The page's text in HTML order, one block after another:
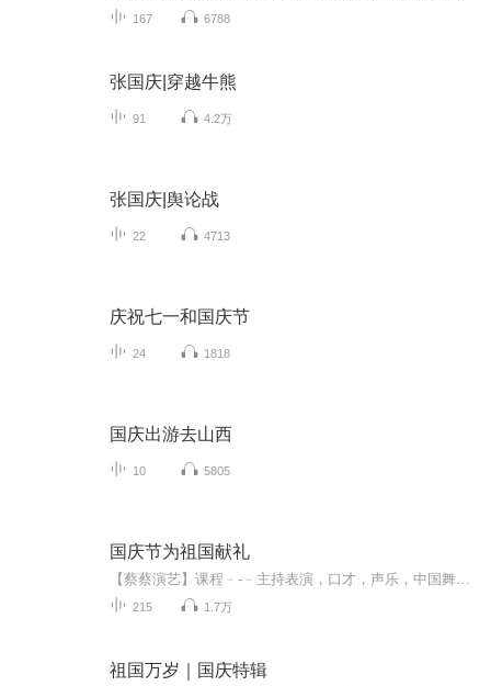
167 6788
张国庆|穿越牛熊
91 4.2万
张国庆|舆论战
22 4713
庆祝七一和国庆节
24 1818
国庆出游去山西
10 5805
国庆节为祖国献礼
215 1.7万
祖国万岁｜国庆特辑